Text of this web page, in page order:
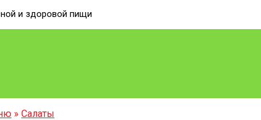
и здоровой пищи
» Салаты